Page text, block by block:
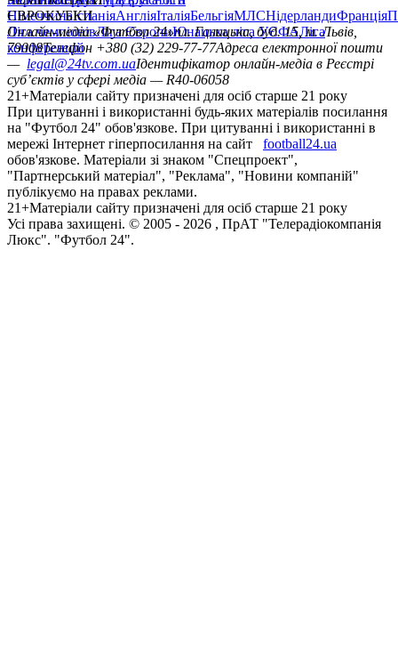
НімеччинаІспаніяАнгліяІталіяБельгіяМЛСНідерландиФранція
ЄВРОКУБКИ
Ліга чемпіонівЛіга ЄвропиЮнацька ліга УЄФАЛіга
конференцій
Онлайн-медіа «Футбол 24»пл. Галицька, буд. 15, м. Львів,
79008Телефон +380 (32) 229-77-77Адреса електронної пошти
— legal@24tv.com.uaІдентифікатор онлайн-медіа в Реєстрі
суб’єктів у сфері медіа — R40-06058
21+Матеріали сайту призначені для осіб старше 21 року
При цитуванні і використанні будь-яких матеріалів посилання
на "Футбол 24" обов'язкове. При цитуванні і використанні в
мережі Інтернет гіперпосилання на сайт
football24.ua
обов'язкове. Матеріали зі знаком "Спецпроект",
"Партнерський матеріал", "Реклама", "Новини компаній"
публікуємо на правах реклами.
21+Матеріали сайту призначені для осіб старше 21 року
Усi права захищенi. © 2005 - 2026 , ПрАТ "Телерадіокомпанія
Люкс". "Футбол 24".